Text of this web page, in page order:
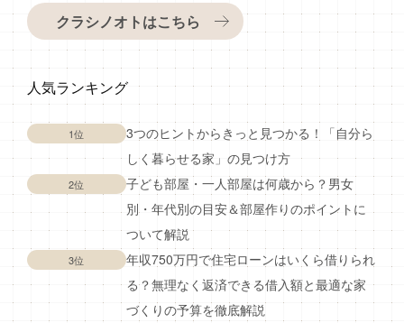
クラシノオトはこちら
人気ランキング
1位
3つのヒントからきっと見つかる！「自分ら
しく暮らせる家」の見つけ方
2位
子ども部屋・一人部屋は何歳から？男女
別・年代別の目安＆部屋作りのポイントに
ついて解説
3位
年収750万円で住宅ローンはいくら借りられ
る？無理なく返済できる借入額と最適な家
づくりの予算を徹底解説